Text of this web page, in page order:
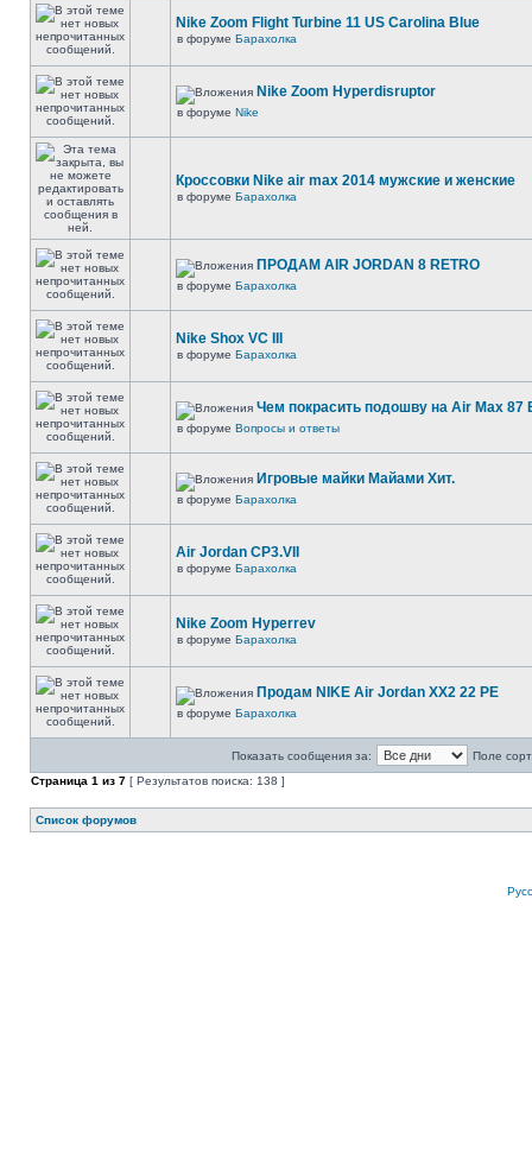
Nike Zoom Flight Turbine 11 US Carolina Blue
в форуме Барахолка
Nike Zoom Hyperdisruptor
в форуме Nike
Кроссовки Nike air max 2014 мужские и женские
в форуме Барахолка
ПРОДАМ AIR JORDAN 8 RETRO
в форуме Барахолка
Nike Shox VC III
в форуме Барахолка
Чем покрасить подошву на Air Max 87
в форуме Вопросы и ответы
Игровые майки Майами Хит.
в форуме Барахолка
Air Jordan CP3.VII
в форуме Барахолка
Nike Zoom Hyperrev
в форуме Барахолка
Продам NIKE Air Jordan XX2 22 PE
в форуме Барахолка
Показать сообщения за:
Поле
Страница 1 из 7 [ Результатов поиска: 138 ]
Список форумов